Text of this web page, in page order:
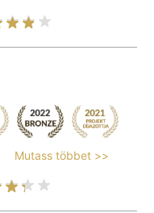
Mutass többet >>